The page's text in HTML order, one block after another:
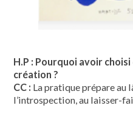
H.P : Pourquoi avoir
création ?
CC : La pratique prépare au
l’introspection, au laisser-